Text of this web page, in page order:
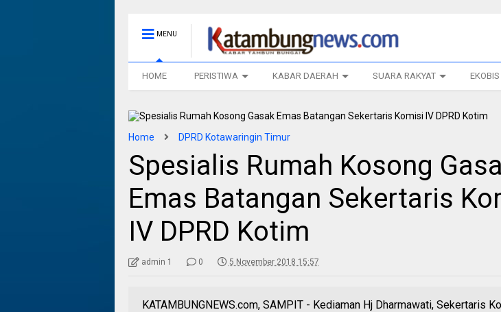
MENU
HOME PERISTIWA KABAR DAERAH SUARA RAKYAT EKOBIS
Home DPRD Kotawaringin Timur
Spesialis Rumah Kosong
Emas Batangan Sekertaris
IV DPRD Kotim
admin 1 0 5 November 2018 15:57
KATAMBUNGNEWS.com, SAMPIT - Kediaman Hj Dharmawati, Sekertaris